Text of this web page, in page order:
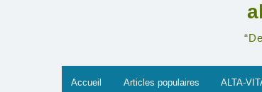
Accueil Articles populaires ALTA-